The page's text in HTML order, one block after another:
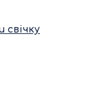
свічку